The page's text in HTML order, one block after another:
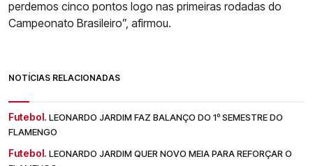
perdemos cinco pontos logo nas primeiras rodadas do
Campeonato Brasileiro”, afirmou.
NOTÍCIAS RELACIONADAS
Futebol. LEONARDO JARDIM FAZ BALANÇO DO 1º SEMESTRE DO
FLAMENGO
Futebol. LEONARDO JARDIM QUER NOVO MEIA PARA REFORÇAR O